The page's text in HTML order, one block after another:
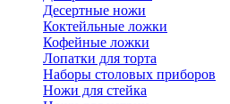
Десертные ножи
Коктейльные ложки
Кофейные ложки
Лопатки для торта
Наборы столовых приборов
Ножи для стейка